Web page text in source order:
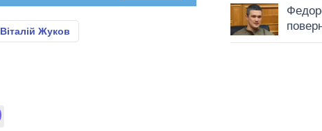
Віталій Жуков